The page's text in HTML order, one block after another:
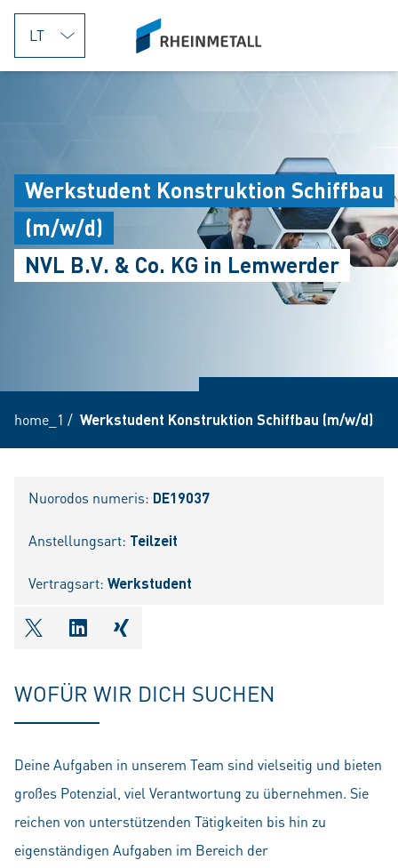
jumpToMain
siteLogo
Werkstudent Konstruktion Schiffbau
(m/w/d)
NVL B.V. & Co. KG in Lemwerder
home_1 / Werkstudent Konstruktion Schiffbau (m/w/d)
Nuorodos numeris: DE19037
Anstellungsart: Teilzeit
Vertragsart: Werkstudent
shareOntwitter
shareOnlinkedIn
shareOnxing
WOFÜR WIR DICH SUCHEN
Deine Aufgaben in unserem Team sind vielseitig und bieten
großes Potenzial, viel Verantwortung zu übernehmen. Sie
reichen von unterstützenden Tätigkeiten bis hin zu
eigenständigen Aufgaben im Bereich der